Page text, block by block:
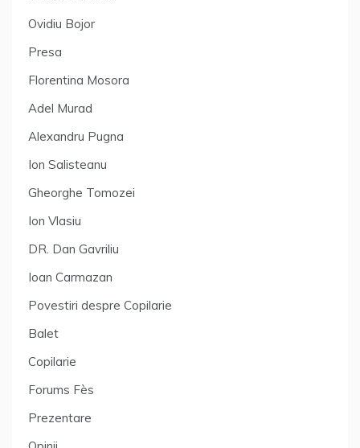
Ovidiu Bojor
Presa
Florentina Mosora
Adel Murad
Alexandru Pugna
Ion Salisteanu
Gheorghe Tomozei
Ion Vlasiu
DR. Dan Gavriliu
Ioan Carmazan
Povestiri despre Copilarie
Balet
Copilarie
Forums Fès
Prezentare